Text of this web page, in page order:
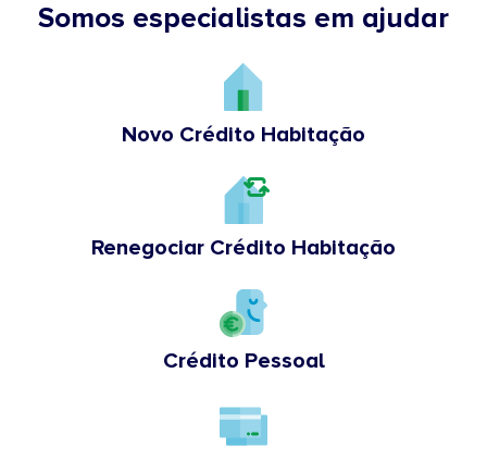
Somos especialistas em ajudar
Novo Crédito Habitação
Renegociar Crédito Habitação
Crédito Pessoal